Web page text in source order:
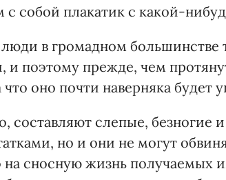
с собой плакатик с какой-
в громадном большинстве
и поэтому прежде, чем
оно почти наверняка будет
составляют слепые,
но и они не могут
сносную жизнь получаемых